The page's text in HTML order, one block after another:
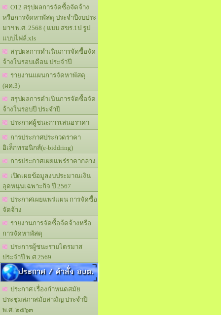
O12 สรุปผลการจัดซื้อจัดจ้าง
หรือการจัดหาพัสดุ ประจำปีงบประ
มาฯ พ.ศ. 2568 ( แบบ สขร.1ป รูป
แบบไฟล์.xls
สรุปผลการดำเนินการจัดซื้อจัด
จ้างในรอบเดือน ประจำปี
รายงานแผนการจัดหาพัสดุ
(ผด.3)
สรุปผลการดำเนินการจัดซื้อจัด
จ้างในรอบปี ประจำปี
ประกาศผู้ชนะการเสนอราคา
การประกาศประกวดราคา
อิเล็กทรอนิกส์(e-biddring)
การประกาศเผยแพร่ราคากลาง
เปิดเผยข้อมูลงบประมาณเงิน
อุดหนุนเฉพาะกิจ ปี 2567
ประกาศเผยแพร่แผน การจัดซื้อ
จัดจ้าง
รายงานการจัดซื้อจ้ดจ้างหรือ
การจัดหาพัสดุ
ประการผู้ชนะรายไตรมาส
ประจำปี พ.ศ.2569
ประกาศ / คำสั่ง อบต.
ประกาศ เรื่องกำหนดสมัย
ประชุมสภาสมัยสามัญ ประจำปี
พ.ศ. ๒๕๖๓